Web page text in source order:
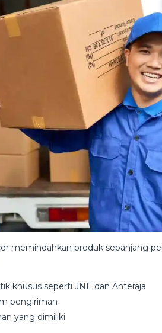
memindahkan produk sepanjang
khusus seperti JNE dan Anteraja
pengiriman
yang dimiliki